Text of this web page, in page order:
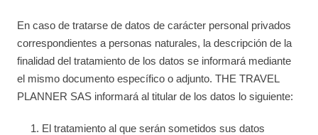
En caso de tratarse de datos de carácter personal privados
correspondientes a personas naturales, la descripción de la
finalidad del tratamiento de los datos se informará mediante
el mismo documento específico o adjunto. THE TRAVEL
PLANNER SAS informará al titular de los datos lo siguiente:
El tratamiento al que serán sometidos sus datos